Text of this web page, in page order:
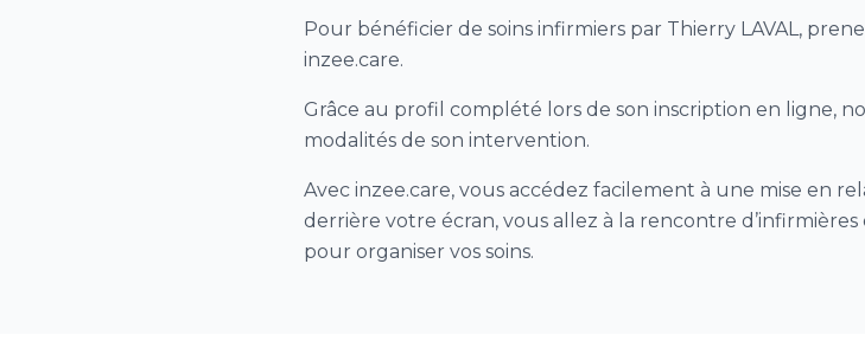
Pour bénéficier de soins infirmiers par Thierry LAVAL,
inzee.care.
Grâce au profil complété lors de son inscription en ligne,
modalités de son intervention.
Avec inzee.care, vous accédez facilement à une mise en
derrière votre écran, vous allez à la rencontre
pour organiser vos soins.